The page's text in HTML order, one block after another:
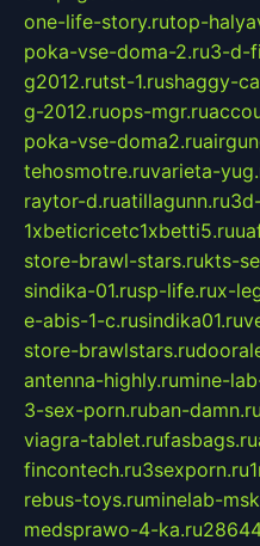
one-life-story.rutop-
poka-vse-doma-2.ru3-d-
g2012.rutst-1.rushaggy-
g-2012.ruops-mgr.ru
poka-vse-doma2.ru
tehosmotre.ruvarieta-
raytor-d.ruatillagunn.ru
1xbeticricetc1xbetti5.ru
store-brawl-stars.rukts-
sindika-01.rusp-life.rux-
e-abis-1-c.rusindika01.ru
store-brawlstars.ru
antenna-highly.rumine-
3-sex-porn.ruban-damn.ru
viagra-tablet.rufasbags.ru
fincontech.ru3sexporn.ru
rebus-toys.ruminelab-
medsprawo-4-ka.ru